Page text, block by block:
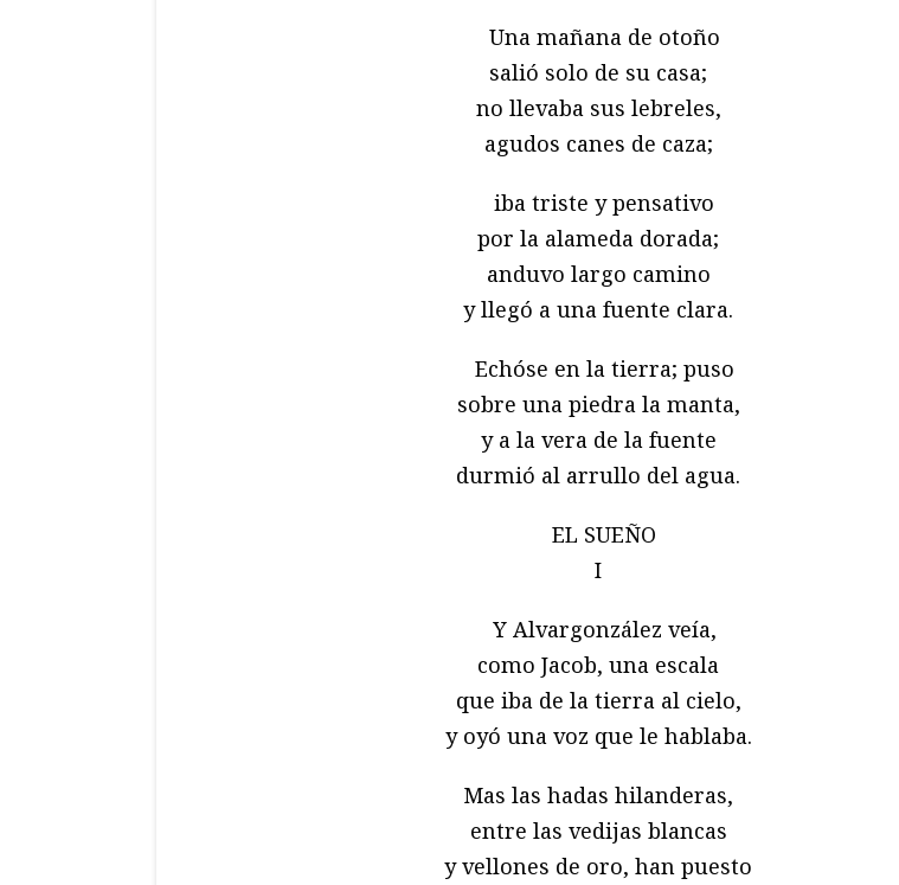
Una mañana de otoño
salió solo de su casa;
no llevaba sus lebreles,
agudos canes de caza;
iba triste y pensativo
por la alameda dorada;
anduvo largo camino
y llegó a una fuente clara.
Echóse en la tierra; puso
sobre una piedra la manta,
y a la vera de la fuente
durmió al arrullo del agua.
EL SUEÑO
I
Y Alvargonzález veía,
como Jacob, una escala
que iba de la tierra al cielo,
y oyó una voz que le hablaba.
Mas las hadas hilanderas,
entre las vedijas blancas
y vellones de oro, han puesto